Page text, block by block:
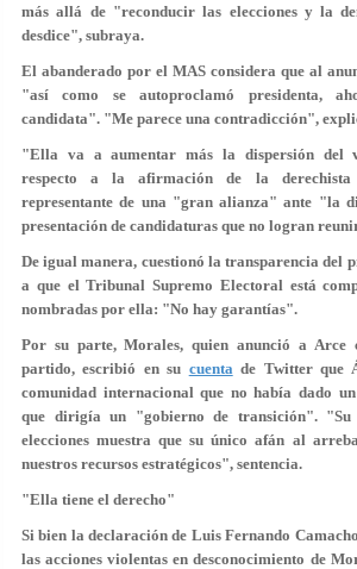
más allá de "reconducir las elecciones y la
desdice", subraya.
El abanderado por el MAS considera que al
"así como se autoproclamó presidenta,
candidata". "Me parece una contradicción",
"Ella va a aumentar más la dispersión del
respecto a la afirmación de la derechista
representante de una "gran alianza" ante "la
presentación de candidaturas que no logran
De igual manera, cuestionó la transparencia del
a que el Tribunal Supremo Electoral está
nombradas por ella: "No hay garantías".
Por su parte, Morales, quien anunció a Arce
partido, escribió en su cuentade Twitter que
comunidad internacional que no había dado
que dirigía un "gobierno de transición". "Su
elecciones muestra que su único afán al
nuestros recursos estratégicos", sentencia.
"Ella tiene el derecho"
Si bien la declaración de Luis Fernando
las acciones violentas en desconocimiento de